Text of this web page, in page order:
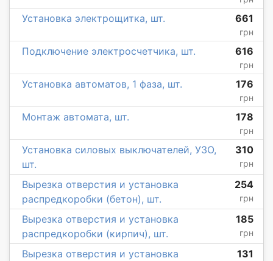
Установка электрощитка, шт. 661
грн
Подключение электросчетчика, шт. 616
грн
Установка автоматов, 1 фаза, шт. 176
грн
Монтаж автомата, шт. 178
грн
Установка силовых выключателей, УЗО,
шт.
310
грн
Вырезка отверстия и установка
распредкоробки (бетон), шт.
254
грн
Вырезка отверстия и установка
распредкоробки (кирпич), шт.
185
грн
Вырезка отверстия и установка
131